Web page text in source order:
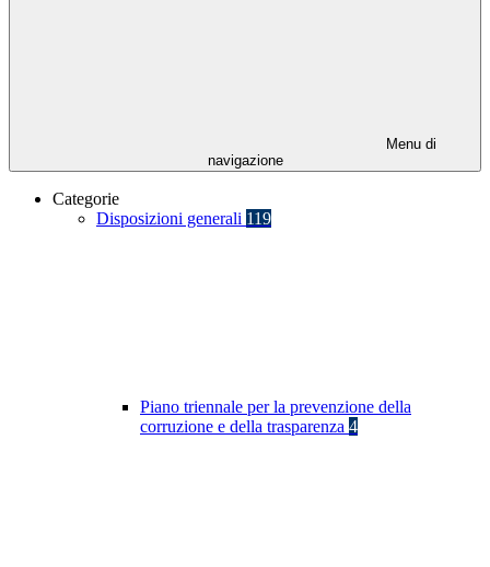
Menu di
navigazione
Categorie
Disposizioni generali 119
Piano triennale per la prevenzione della
corruzione e della trasparenza 4